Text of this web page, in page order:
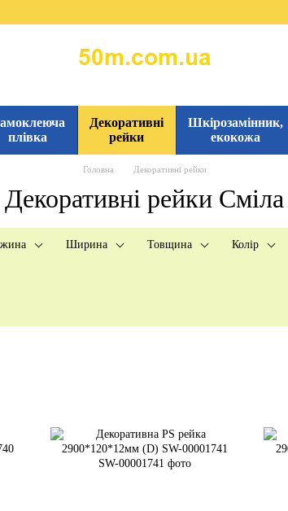
плівка
Декоративні
рейки
Шкірозамінник,
екокожа
Головна Декоративні рейки
Декоративні рейки Сміла
Ширина Товщина Колір